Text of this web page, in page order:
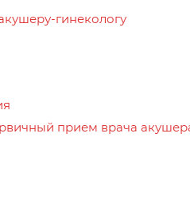
гинекологу
прием врача